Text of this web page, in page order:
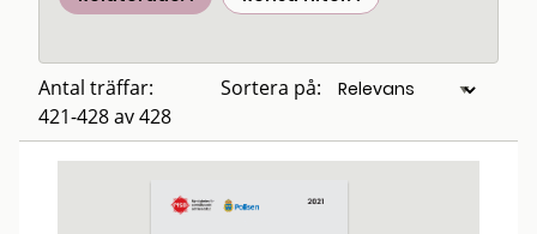
Antal träffar:
421-428 av 428
Sortera på: